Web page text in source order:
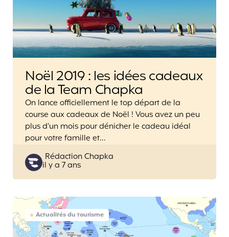
Noël 2019 : les idées cadeaux
de la Team Chapka
On lance officiellement le top départ de la
course aux cadeaux de Noël ! Vous avez un peu
plus d’un mois pour dénicher le cadeau idéal
pour votre famille et…
Posted
by
Rédaction Chapka
il y a 7 ans
Actualités du tourisme